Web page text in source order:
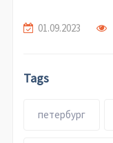
01.09.2023
Tags
петербург